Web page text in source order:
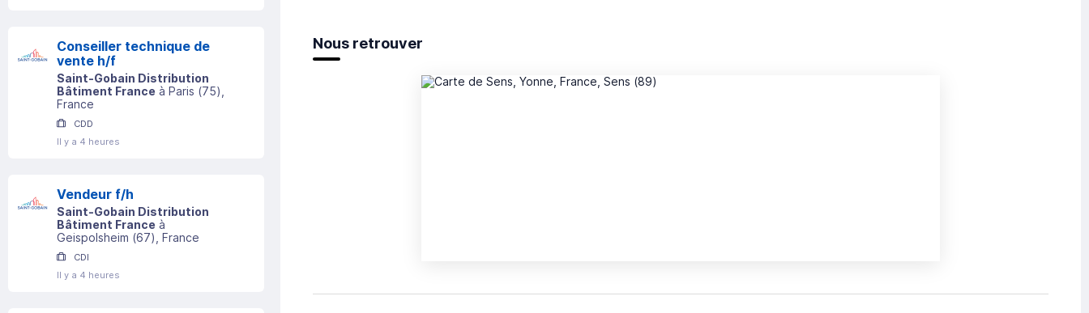
Conseiller technique de
vente h/f
Saint-Gobain Distribution
Bâtiment France à Paris (75)
France
CDD
Il y a 4 heures
Vendeur f/h
Saint-Gobain Distribution
Bâtiment France à
Geispolsheim (67) , France
CDI
Il y a 4 heures
Nous retrouver